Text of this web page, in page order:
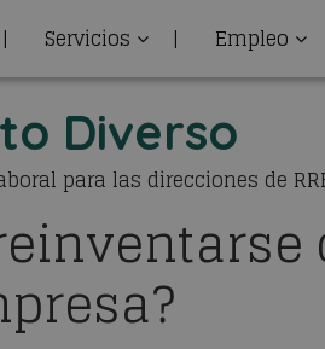
| Servicios | Empleo
Diverso
para las direcciones de